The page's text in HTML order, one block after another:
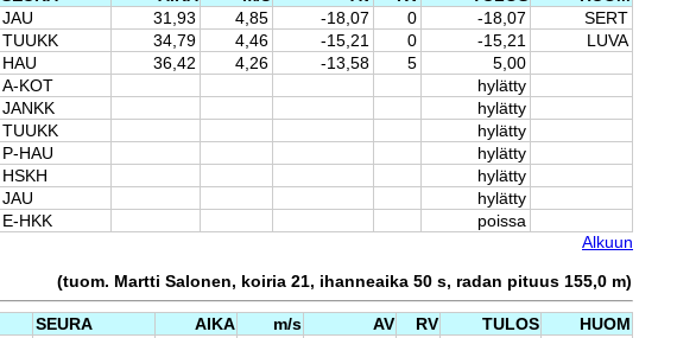
JAU 31,93 4,85 -18,07 0 -18,07
SERT
TUUKK 34,79 4,46 -15,21 0 -15,21
LUVA
HAU 36,42 4,26 -13,58 5
5,00
A-KOT
hylätty
JANKK
hylätty
TUUKK
hylätty
P-HAU
hylätty
HSKH
hylätty
JAU
hylätty
E-HKK
poissa
Alkuun
(tuom. Martti Salonen, koiria 21, ihanneaika 50 s, radan pituus 155,0 m)
SEURA AIKA m/s AV RV TULOS
HUOM